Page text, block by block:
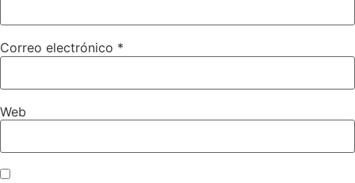
Correo electrónico *
Web